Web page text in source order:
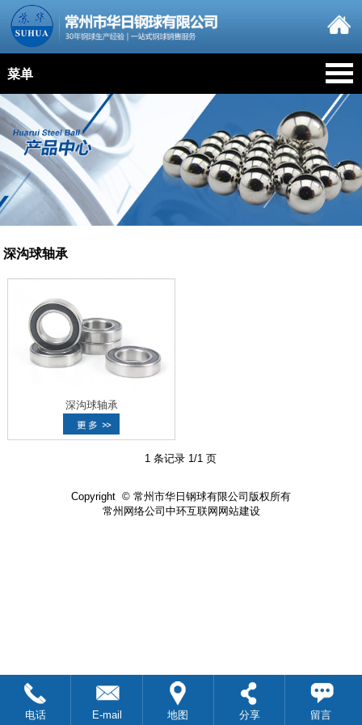
菜单
深沟球轴承
深沟球轴承
1 条记录 1/1 页
Copyright © 常州市华日钢球有限公司 版权所有
常州网络公司中环互联网网站建设
电话 E-mail 地图 分享 留言